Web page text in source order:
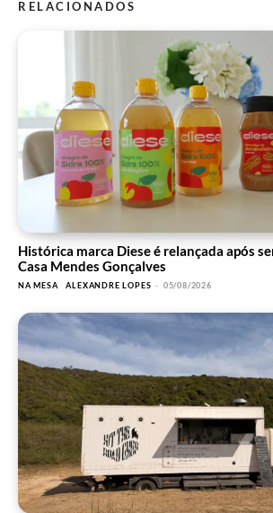
RELACIONADOS
Histórica marca Diese é relançada após
Casa Mendes Gonçalves
NA MESA ALEXANDRE LOPES - 05/08/2026